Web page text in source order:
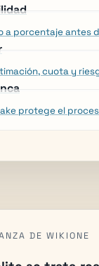
a porcentaje antes
cuota y
protege el
DE WIKIONE